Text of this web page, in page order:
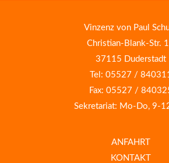
Vinzenz von Paul
Christian-Blank-Str.
37115 Duderstadt
Tel: 05527 /
Fax: 05527 /
Sekretariat: Mo-Do, 9-
ANFAHRT
KONTAKT